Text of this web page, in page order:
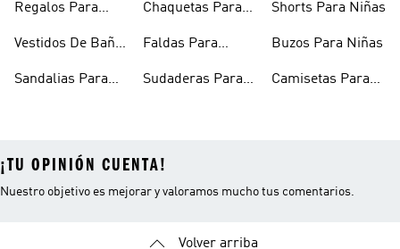
Regalos Para
Vestidos De Baño
Sandalias Para
Chaquetas Para
Faldas Para
Sudaderas Para
Shorts Para Niñas
Buzos Para Niñas
Camisetas Para
¡TU OPINIÓN CUENTA!
Nuestro objetivo es mejorar y valoramos mucho tus comentarios.
Volver arriba